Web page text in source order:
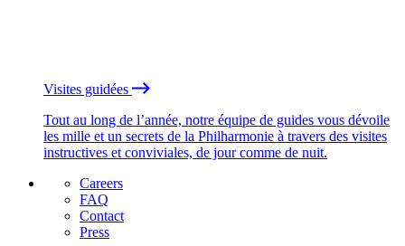
Visites guidées
Tout au long de l’année, notre équipe de guides vous dévoile
les mille et un secrets de la Philharmonie à travers des visites
instructives et conviviales, de jour comme de nuit.
Careers
FAQ
Contact
Press